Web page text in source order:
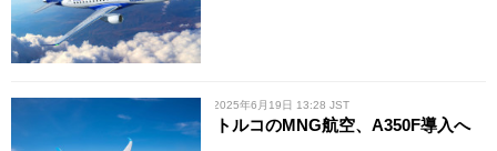
/ 2025年6月19日 13:28 JST
トルコのMNG航空、A350F導入へ